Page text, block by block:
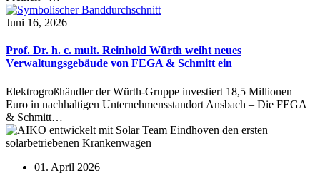
Juni 16, 2026
Prof. Dr. h. c. mult. Reinhold Würth weiht neues
Verwaltungsgebäude von FEGA & Schmitt ein
Elektrogroßhändler der Würth-Gruppe investiert 18,5 Millionen
Euro in nachhaltigen Unternehmensstandort Ansbach – Die FEGA
& Schmitt…
01. April 2026